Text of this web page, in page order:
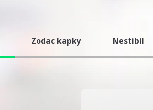
Zodac kapky Nestibil